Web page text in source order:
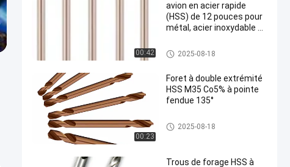
00:42
avion en acier rapide
(HSS) de 12 pouces pour
métal, acier inoxydable et
peu de perceuse de hss
2025-08-18
00:23
Foret à double extrémité
HSS M35 Co5% à pointe
fendue 135°
peu de perceuse de hss
2025-08-18
Trous de forage HSS à